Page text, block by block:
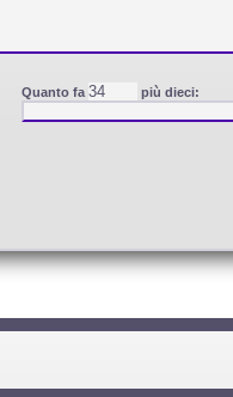
Quanto fa più dieci: